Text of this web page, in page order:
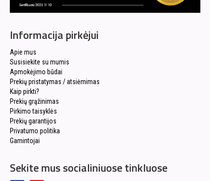
Informacija pirkėjui
Apie mus
Susisiekite su mumis
Apmokėjimo būdai
Prekių pristatymas / atsiėmimas
Kaip pirkti?
Prekių grąžinimas
Pirkimo taisyklės
Prekių garantijos
Privatumo politika
Gamintojai
Sekite mus socialiniuose tinkluose